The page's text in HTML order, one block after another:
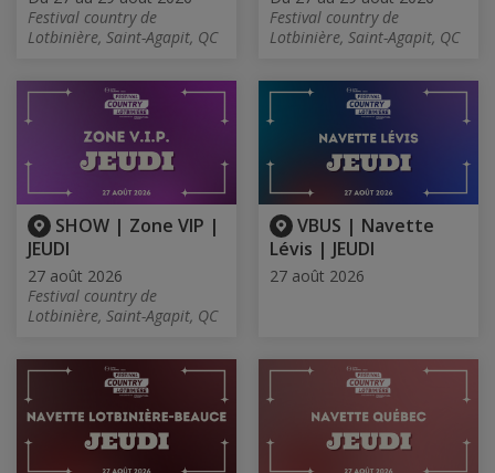
Festival country de
Lotbinière, Saint-Agapit, QC
Festival country de
Lotbinière, Saint-Agapit, QC
SHOW | Zone VIP |
JEUDI
27 août 2026
Festival country de
Lotbinière, Saint-Agapit, QC
VBUS | Navette
Lévis | JEUDI
27 août 2026